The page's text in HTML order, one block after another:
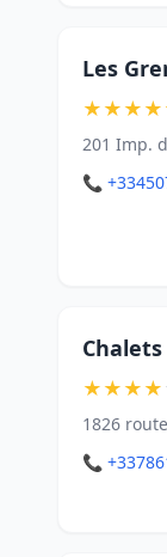
Les
★★★★
201 Imp.
📞
★★★★
📞